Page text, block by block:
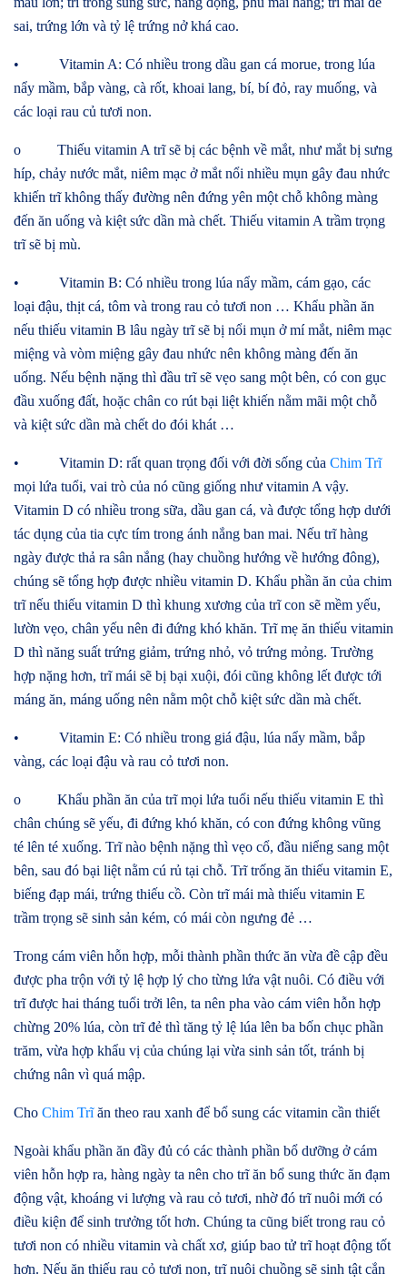
sai, trứng lớn và tỷ lệ trứng nở khá cao.
• Vitamin A: Có nhiều trong dầu gan cá morue, trong lúa
nẩy mầm, bắp vàng, cà rốt, khoai lang, bí, bí đỏ, ray muống, và
các loại rau củ tươi non.
o Thiếu vitamin A trĩ sẽ bị các bệnh về mắt, như mắt bị sưng
híp, chảy nước mắt, niêm mạc ở mắt nổi nhiều mụn gây đau nhức
khiến trĩ không thấy đường nên đứng yên một chỗ không màng
đến ăn uống và kiệt sức dần mà chết. Thiếu vitamin A trầm trọng
trĩ sẽ bị mù.
• Vitamin B: Có nhiều trong lúa nẩy mầm, cám gạo, các
loại đậu, thịt cá, tôm và trong rau cỏ tươi non … Khẩu phần ăn
nếu thiếu vitamin B lâu ngày trĩ sẽ bị nổi mụn ở mí mắt, niêm mạc
miệng và vòm miệng gây đau nhức nên không màng đến ăn
uống. Nếu bệnh nặng thì đầu trĩ sẽ vẹo sang một bên, có con gục
đầu xuống đất, hoặc chân co rút bại liệt khiến nằm mãi một chỗ
và kiệt sức dần mà chết do đói khát …
• Vitamin D: rất quan trọng đối với đời sống của Chim Trĩ
mọi lứa tuổi, vai trò của nó cũng giống như vitamin A vậy.
Vitamin D có nhiều trong sữa, dầu gan cá, và được tổng hợp dưới
tác dụng của tia cực tím trong ánh nắng ban mai. Nếu trĩ hàng
ngày được thả ra sân nắng (hay chuồng hướng về hướng đông),
chúng sẽ tổng hợp được nhiều vitamin D. Khẩu phần ăn của chim
trĩ nếu thiếu vitamin D thì khung xương của trĩ con sẽ mềm yếu,
lườn vẹo, chân yếu nên đi đứng khó khăn. Trĩ mẹ ăn thiếu vitamin
D thì năng suất trứng giảm, trứng nhỏ, vỏ trứng mỏng. Trường
hợp nặng hơn, trĩ mái sẽ bị bại xuội, đói cũng không lết được tới
máng ăn, máng uống nên nằm một chỗ kiệt sức dần mà chết.
• Vitamin E: Có nhiều trong giá đậu, lúa nẩy mầm, bắp
vàng, các loại đậu và rau cỏ tươi non.
o Khẩu phần ăn của trĩ mọi lứa tuổi nếu thiếu vitamin E thì
chân chúng sẽ yếu, đi đứng khó khăn, có con đứng không vũng
té lên té xuống. Trĩ nào bệnh nặng thì vẹo cổ, đầu niểng sang một
bên, sau đó bại liệt nằm cú rủ tại chỗ. Trĩ trống ăn thiếu vitamin E,
biếng đạp mái, trứng thiếu cồ. Còn trĩ mái mà thiếu vitamin E
trầm trọng sẽ sinh sản kém, có mái còn ngưng đẻ …
Trong cám viên hỗn hợp, mỗi thành phần thức ăn vừa đề cập đều
được pha trộn với tỷ lệ hợp lý cho từng lứa vật nuôi. Có điều với
trĩ được hai tháng tuổi trởi lên, ta nên pha vào cám viên hỗn hợp
chừng 20% lúa, còn trĩ đẻ thì tăng tỷ lệ lúa lên ba bốn chục phần
trăm, vừa hợp khẩu vị của chúng lại vừa sinh sản tốt, tránh bị
chứng nân vì quá mập.
Cho Chim Trĩăn theo rau xanh để bổ sung các vitamin cần thiết
Ngoài khẩu phần ăn đầy đủ có các thành phần bổ dưỡng ở cám
viên hỗn hợp ra, hàng ngày ta nên cho trĩ ăn bổ sung thức ăn đạm
động vật, khoáng vi lượng và rau cỏ tươi, nhờ đó trĩ nuôi mới có
điều kiện để sinh trưởng tốt hơn. Chúng ta cũng biết trong rau cỏ
tươi non có nhiều vitamin và chất xơ, giúp bao tử trĩ hoạt động tốt
hơn. Nếu ăn thiếu rau cỏ tươi non, trĩ nuôi chuồng sẽ sinh tật cắn